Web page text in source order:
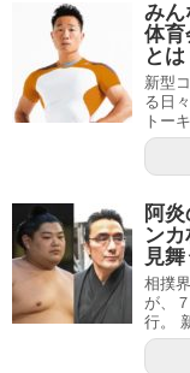
みん
体育
とは
新型
る日
トー
阿
ン
見舞
相撲
が、
行。